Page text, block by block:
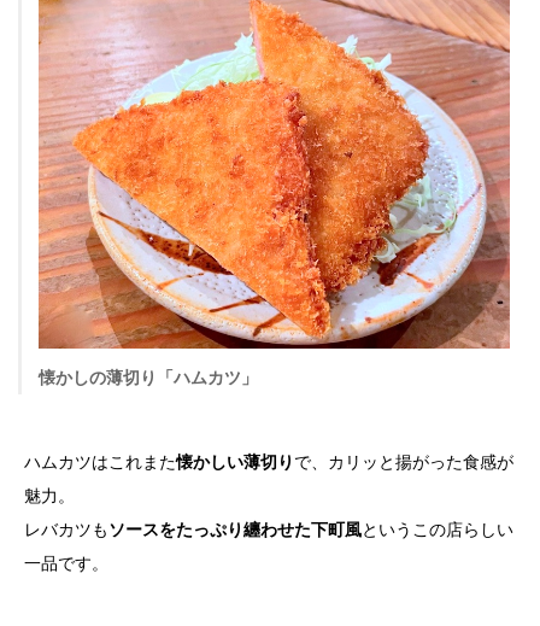
懐かしの薄切り「ハムカツ」
ハムカツはこれまた懐かしい薄切り で、カリッと揚がった食感が
魅力。
レバカツもソースをたっぷり纏わせた下町風というこの店らしい
一品です。